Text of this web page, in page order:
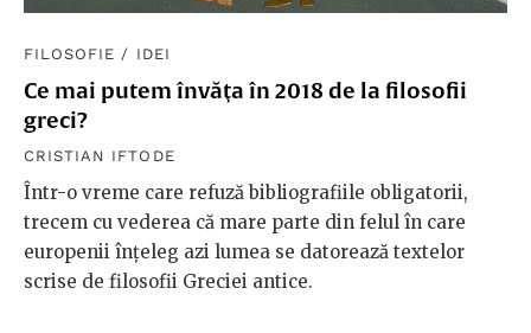
FILOSOFIE / IDEI
Ce mai putem învăţa în 2018 de la filosofii
greci?
CRISTIAN IFTODE
Într-o vreme care refuză bibliografiile obligatorii,
trecem cu vederea că mare parte din felul în care
europenii înţeleg azi lumea se datorează textelor
scrise de filosofii Greciei antice.